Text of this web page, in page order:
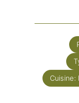
Cuisine: